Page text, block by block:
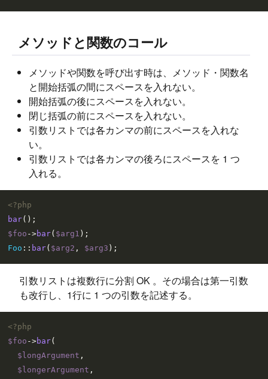
メソッドと関数のコール
メソッドや関数を呼び出す時は、メソッド・関数名
と開始括弧の間にスペースを入れない。
開始括弧の後にスペースを入れない。
閉じ括弧の前にスペースを入れない。
引数リストでは各カンマの前にスペースを入れな
い。
引数リストでは各カンマの後ろにスペースを 1 つ
入れる。
<?php
bar
$foo ->bar( $arg1
Foo :: bar( $arg2 , $arg3
引数リストは複数行に分割 OK 。その場合は第一引数
も改行し、1行に 1 つの引数を記述する。
<?php
$foo ->bar(
$longArgument ,
$longerArgument ,